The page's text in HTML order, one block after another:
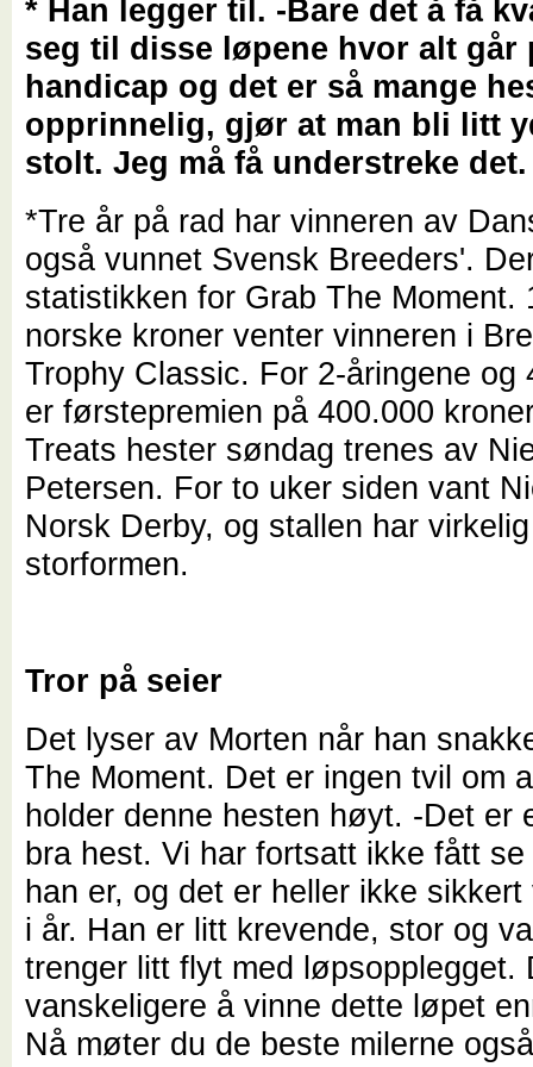
* Han legger til. -Bare det å få
seg til disse løpene hvor alt går
handicap og det er så mange
opprinnelig, gjør at man bli litt
stolt. Jeg må få understreke det.
*Tre år på rad har vinneren av
også vunnet Svensk Breeders'.
statistikken for Grab The Moment.
norske kroner venter vinneren i
Trophy Classic. For 2-åringene og
er førstepremien på 400.000
Treats hester søndag trenes av
Petersen. For to uker siden vant
Norsk Derby, og stallen har
storformen.
Tror på seier
Det lyser av Morten når han
The Moment. Det er ingen tvil om
holder denne hesten høyt. -Det er
bra hest. Vi har fortsatt ikke fått
han er, og det er heller ikke
i år. Han er litt krevende, stor og
trenger litt flyt med løpsopplegget.
vanskeligere å vinne dette løpet
Nå møter du de beste milerne